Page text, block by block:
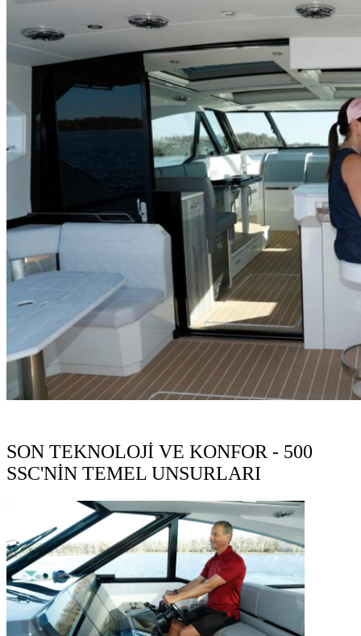
SON TEKNOLOJİ VE KONFOR - 500
SSC'NİN TEMEL UNSURLARI